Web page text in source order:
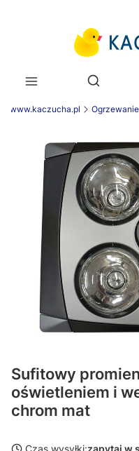
Otwórz
www.kaczucha.pl Ogrzewanie
Sufitowy
oświetleniem i
chrom mat
Czas wysyłki:zapytaj w